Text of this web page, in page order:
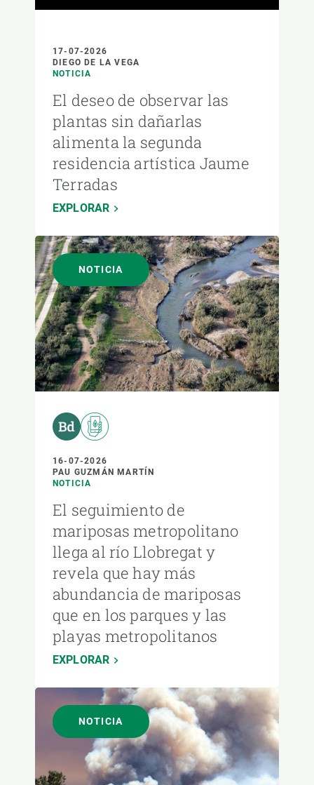
17-07-2026
DIEGO DE LA VEGA
NOTICIA
El deseo de observar las
plantas sin dañarlas
alimenta la segunda
residencia artística Jaume
Terradas
EXPLORAR
NOTICIA
16-07-2026
PAU GUZMÁN MARTÍN
NOTICIA
El seguimiento de
mariposas metropolitano
llega al río Llobregat y
revela que hay más
abundancia de mariposas
que en los parques y las
playas metropolitanos
EXPLORAR
NOTICIA